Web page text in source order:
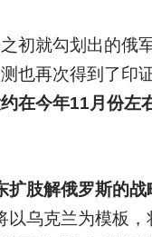
初就勾划出的俄
也再次得到了印证
在今年11月份左
肢解俄罗斯的
以乌克兰为模板